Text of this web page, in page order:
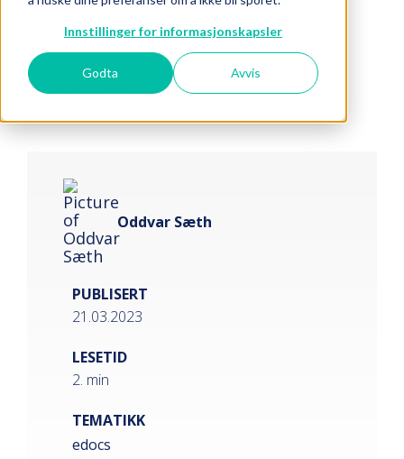
Innstillinger for informasjonskapsler
Godta Avvis
InfoCenter i skyen
eDOCS InfoCenter er nå tilgjengelig i skyen -
Contesto Cloud.
Oddvar Sæth
PUBLISERT
21.03.2023
LESETID
2. min
TEMATIKK
edocs